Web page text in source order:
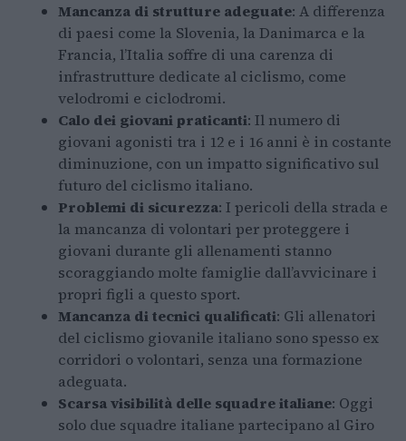
Mancanza di strutture adeguate: A differenza
di paesi come la Slovenia, la Danimarca e la
Francia, l’Italia soffre di una carenza di
infrastrutture dedicate al ciclismo, come
velodromi e ciclodromi.
Calo dei giovani praticanti: Il numero di
giovani agonisti tra i 12 e i 16 anni è in costante
diminuzione, con un impatto significativo sul
futuro del ciclismo italiano.
Problemi di sicurezza: I pericoli della strada e
la mancanza di volontari per proteggere i
giovani durante gli allenamenti stanno
scoraggiando molte famiglie dall’avvicinare i
propri figli a questo sport.
Mancanza di tecnici qualificati: Gli allenatori
del ciclismo giovanile italiano sono spesso ex
corridori o volontari, senza una formazione
adeguata.
Scarsa visibilità delle squadre italiane: Oggi
solo due squadre italiane partecipano al Giro